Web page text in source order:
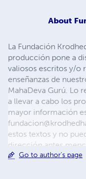
About
La Fundación
producción pone a
valiosos escritos y/o
enseñanzas de
MahaDeva Gurú. Lo
a llevar a cabo los
mayor información
estos textos y no
dirección antes
en formato
Go to author's page